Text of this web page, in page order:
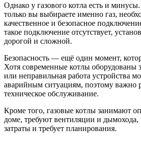
Однако у газового котла есть и
только вы выбираете именно газ,
качественное и безопасное
такое подключение отсутствует,
дорогой и сложной.
Безопасность — ещё один момент,
Хотя современные котлы оборудованы
или неправильная работа устройства
аварийным ситуациям, поэтому важно
техническое обслуживание.
Кроме того, газовые котлы занимают
доме, требуют вентиляции и дымохода,
затраты и требует планирования.